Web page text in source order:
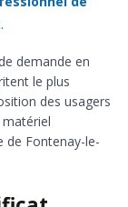
.
demande en
le plus
des usagers
de Fontenay-le-